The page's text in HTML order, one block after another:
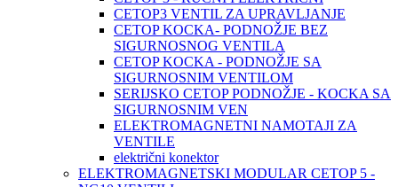
CETOP3 VENTIL ZA UPRAVLJANJE
CETOP KOCKA- PODNOŽJE BEZ
SIGURNOSNOG VENTILA
CETOP KOCKA - PODNOŽJE SA
SIGURNOSNIM VENTILOM
SERIJSKO CETOP PODNOŽJE - KOCKA SA
SIGURNOSNIM VEN
ELEKTROMAGNETNI NAMOTAJI ZA
VENTILE
električni konektor
ELEKTROMAGNETSKI MODULAR CETOP 5 -